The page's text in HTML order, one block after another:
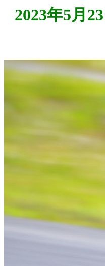
2023年5月